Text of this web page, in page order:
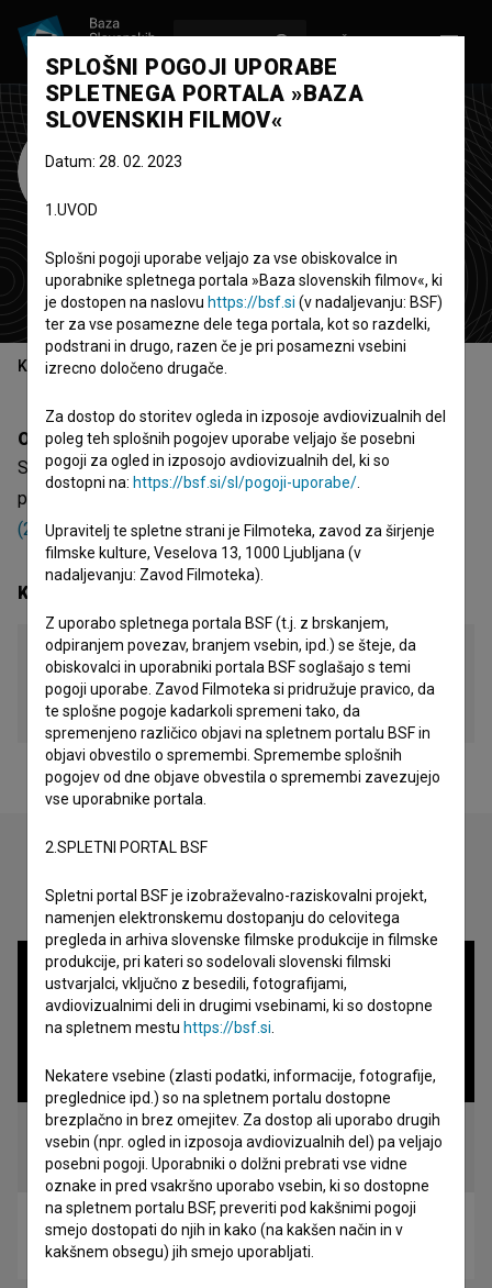
Start film
produkcijska hiša
Švedska
Kazalo
Opis
Start film production Stockholm je švedska organizacija -
produkcijska hiša, ki je bila udeležena pri
(2009)inNoč (2006).
Kontaktni podatki
Start film production Stockholm
naslov
Stockholm, Stockholm, Švedska
Oglejte si
Srebrna koža (2009)
fantastični, znanstveni
SPLOŠNI POGOJI UPORABE
SPLETNEGA PORTALA »BAZA
SLOVENSKIH FILMOV«
Datum: 28. 02. 2023
1.UVOD
Splošni pogoji uporabe veljajo za vse obiskovalce in
uporabnike spletnega portala »Baza slovenskih filmov«, ki
je dostopen na naslovu https://bsf.si (v nadaljevanju: BSF)
ter za vse posamezne dele tega portala, kot so razdelki,
podstrani in drugo, razen če je pri posamezni vsebini
izrecno določeno drugače.
Za dostop do storitev ogleda in izposoje avdiovizualnih del
poleg teh splošnih pogojev uporabe veljajo še posebni
pogoji za ogled in izposojo avdiovizualnih del, ki so
dostopni na: https://bsf.si/sl/pogoji-uporabe/
Upravitelj te spletne strani je Filmoteka, zavod za širjenje
filmske kulture, Veselova 13, 1000 Ljubljana (v
nadaljevanju: Zavod Filmoteka).
Z uporabo spletnega portala BSF (t.j. z brskanjem,
odpiranjem povezav, branjem vsebin, ipd.) se šteje, da
obiskovalci in uporabniki portala BSF soglašajo s temi
pogoji uporabe. Zavod Filmoteka si pridružuje pravico, da
te splošne pogoje kadarkoli spremeni tako, da
spremenjeno različico objavi na spletnem portalu BSF in
objavi obvestilo o spremembi. Spremembe splošnih
pogojev od dne objave obvestila o spremembi zavezujejo
vse uporabnike portala.
2.SPLETNI PORTAL BSF
Spletni portal BSF je izobraževalno-raziskovalni projekt,
namenjen elektronskemu dostopanju do celovitega
pregleda in arhiva slovenske filmske produkcije in filmske
produkcije, pri kateri so sodelovali slovenski filmski
ustvarjalci, vključno z besedili, fotografijami,
avdiovizualnimi deli in drugimi vsebinami, ki so dostopne
na spletnem mestu https://bsf.si
Nekatere vsebine (zlasti podatki, informacije, fotografije,
preglednice ipd.) so na spletnem portalu dostopne
brezplačno in brez omejitev. Za dostop ali uporabo drugih
vsebin (npr. ogled in izposoja avdiovizualnih del) pa veljajo
posebni pogoji. Uporabniki o dolžni prebrati vse vidne
oznake in pred vsakršno uporabo vsebin, ki so dostopne
na spletnem portalu BSF, preveriti pod kakšnimi pogoji
smejo dostopati do njih in kako (na kakšen način in v
kakšnem obsegu) jih smejo uporabljati.